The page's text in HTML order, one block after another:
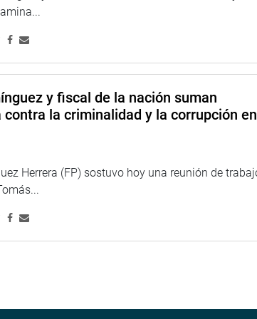
y fiscal de la nación suman
la criminalidad y la corrupción en
Herrera (FP) sostuvo hoy una reunión de